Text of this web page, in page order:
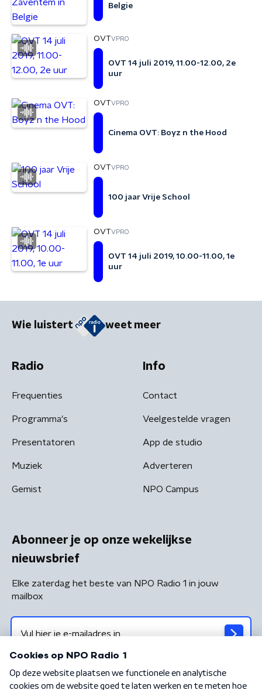
Belgie
OVTVPRO
OVT 14 juli 2019, 11.00-12.00, 2e
uur
OVTVPRO
Cinema OVT: Boyz n the Hood
OVTVPRO
100 jaar Vrije School
OVTVPRO
OVT 14 juli 2019, 10.00-11.00, 1e
uur
Wie luistert weet meer
Radio
Frequenties
Programma's
Presentatoren
Muziek
Gemist
Info
Contact
Veelgestelde vragen
App de studio
Adverteren
NPO Campus
Abonneer je op onze wekelijkse
nieuwsbrief
Elke zaterdag het beste van NPO Radio 1 in jouw
mailbox